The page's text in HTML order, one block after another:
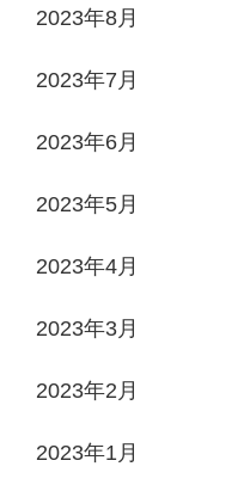
2023年8月
2023年7月
2023年6月
2023年5月
2023年4月
2023年3月
2023年2月
2023年1月